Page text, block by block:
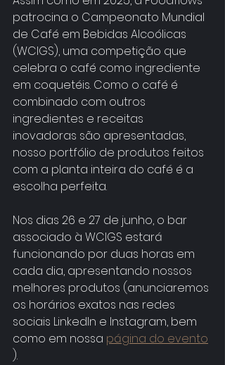
patrocina o Campeonato Mundial
de Café em Bebidas Alcoólicas
(WCIGS), uma competição que
celebra o café como ingrediente
em coquetéis. Como o café é
combinado com outros
ingredientes e receitas
inovadoras são apresentadas,
nosso portfólio de produtos feitos
com a planta inteira do café é a
escolha perfeita.
Nos dias 26 e 27 de junho, o bar
associado à WCIGS estará
funcionando por duas horas em
cada dia, apresentando nossos
melhores produtos (anunciaremos
os horários exatos nas redes
sociais LinkedIn e Instagram, bem
como em nossa página do evento
).